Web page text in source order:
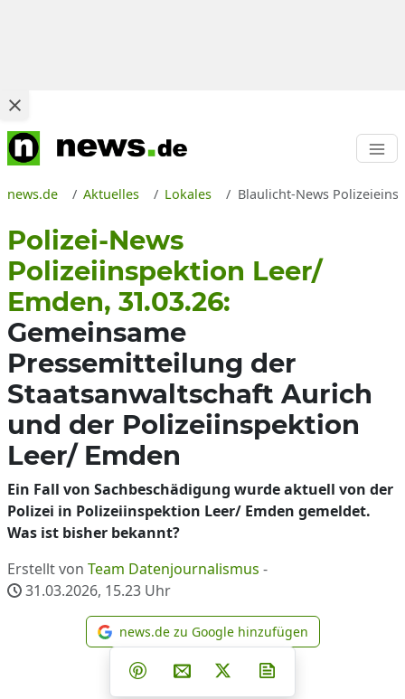
news.de Aktuelles Lokales Blaulicht-News
Polizei-News
Polizeiinspektion Leer/
Emden, 31.03.26:
Gemeinsame
Pressemitteilung der
Staatsanwaltschaft Aurich
und der Polizeiinspektion
Leer/ Emden
Ein Fall von Sachbeschädigung wurde aktuell von der
Polizei in Polizeiinspektion Leer/ Emden gemeldet.
Was ist bisher bekannt?
Erstellt von Team Datenjournalismus -
31.03.2026, 15.23 Uhr
news.de zu Google
news.de zu Google hinzufügen
Teilen auf Facebook
Teilen auf Whatsapp
Teilen auf Telegram
Teilen auf Pinterest
Per E-Mail teilen
Post auf X